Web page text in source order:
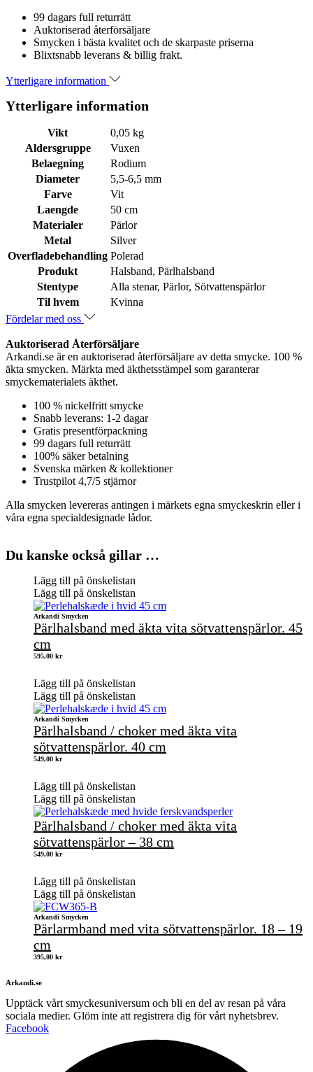
99 dagars full returrätt
Auktoriserad återförsäljare
Smycken i bästa kvalitet och de skarpaste priserna
Blixtsnabb leverans & billig frakt.
Ytterligare information
Ytterligare information
Vikt
0,05 kg
Aldersgruppe
Vuxen
Belaegning
Rodium
Diameter
5,5-6,5 mm
Farve
Vit
Laengde
50 cm
Materialer
Pärlor
Metal
Silver
Overfladebehandling Polerad
Produkt
Halsband, Pärlhalsband
Stentype
Alla stenar, Pärlor, Sötvattenspärlor
Til hvem
Kvinna
Fördelar med oss
Auktoriserad Återförsäljare
Arkandi.se är en auktoriserad återförsäljare av detta smycke. 100 %
äkta smycken. Märkta med äkthetsstämpel som garanterar
smyckematerialets äkthet.
100 % nickelfritt smycke
Snabb leverans: 1-2 dagar
Gratis presentförpackning
99 dagars full returrätt
100% säker betalning
Svenska märken & kollektioner
Trustpilot 4,7/5 stjärnor
Alla smycken levereras antingen i märkets egna smyckeskrin eller i
våra egna specialdesignade lådor.
Du kanske också gillar …
Lägg till på önskelistan
Lägg till på önskelistan
Arkandi Smycken
Pärlhalsband med äkta vita sötvattenspärlor. 45
cm
595,00 kr
Lägg till på önskelistan
Lägg till på önskelistan
Arkandi Smycken
Pärlhalsband / choker med äkta vita
sötvattenspärlor. 40 cm
549,00 kr
Lägg till på önskelistan
Lägg till på önskelistan
Pärlhalsband / choker med äkta vita
sötvattenspärlor – 38 cm
549,00 kr
Lägg till på önskelistan
Lägg till på önskelistan
Arkandi Smycken
Pärlarmband med vita sötvattenspärlor. 18 – 19
cm
395,00 kr
Arkandi.se
Upptäck vårt smyckesuniversum och bli en del av resan på våra
sociala medier. Glöm inte att registrera dig för vårt nyhetsbrev.
Facebook